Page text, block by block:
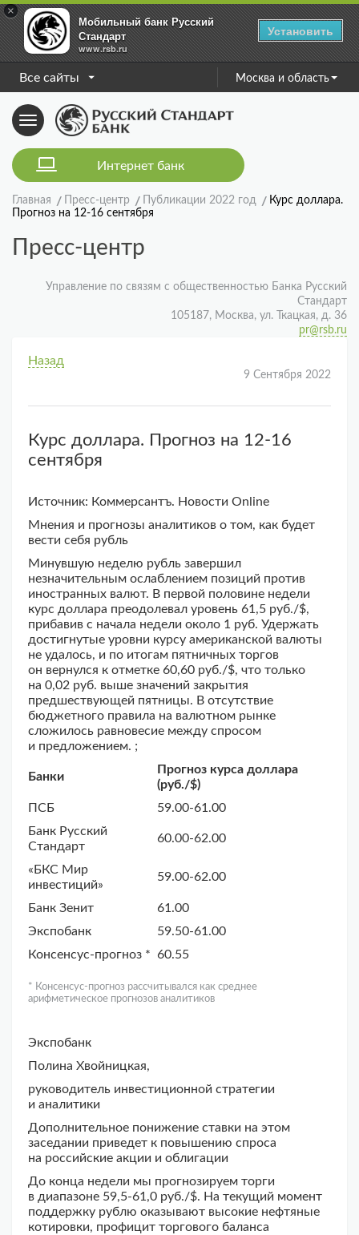
×
Мобильный банк Русский
Стандарт
www.rsb.ru
Установить
Все сайты Москва и область
Toggle
navigation
Интернет банк
Главная Пресс-центр Публикации 2022 год
Курс доллара.
Прогноз на 12-16 сентября
Пресс-центр
Управление по связям с общественностью Банка Русский
Стандарт
105187, Москва, ул. Ткацкая, д. 36
pr@rsb.ru
Назад
9 Сентября 2022
Курс доллара. Прогноз на 12-16
сентября
Источник: Коммерсантъ. Новости Online
Мнения и прогнозы аналитиков о том, как будет
вести себя рубль
Минувшую неделю рубль завершил
незначительным ослаблением позиций против
иностранных валют. В первой половине недели
курс доллара преодолевал уровень 61,5 руб./$,
прибавив с начала недели около 1 руб. Удержать
достигнутые уровни курсу американской валюты
не удалось, и по итогам пятничных торгов
он вернулся к отметке 60,60 руб./$, что только
на 0,02 руб. выше значений закрытия
предшествующей пятницы. В отсутствие
бюджетного правила на валютном рынке
сложилось равновесие между спросом
и предложением. ;
Банки
Прогноз курса доллара
(руб./$)
ПСБ
59.00-61.00
Банк Русский
Стандарт
60.00-62.00
«БКС Мир
инвестиций»
59.00-62.00
Банк Зенит
61.00
Экспобанк
59.50-61.00
Консенсус-прогноз * 60.55
* Консенсус-прогноз рассчитывался как среднее
арифметическое прогнозов аналитиков
Экспобанк
Полина Хвойницкая,
руководитель инвестиционной стратегии
и аналитики
Дополнительное понижение ставки на этом
заседании приведет к повышению спроса
на российские акции и облигации
До конца недели мы прогнозируем торги
в диапазоне 59,5-61,0 руб./$. На текущий момент
поддержку рублю оказывают высокие нефтяные
котировки, профицит торгового баланса